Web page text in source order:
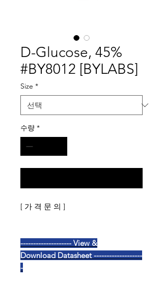
D-Glucose, 45%
#BY8012 [BYLABS]
Size *
수량 *
[ 가 격 문 의 ]
-------------------- View &
Download Datasheet -------------------
-